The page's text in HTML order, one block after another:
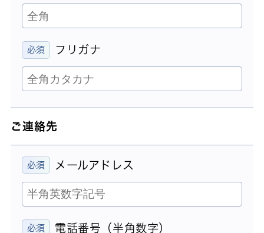
フリガナ
ご連絡先
メールアドレス
電話番号（半角数字）